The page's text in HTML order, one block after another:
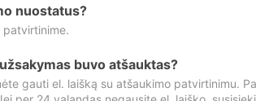
nuostatus?
patvirtinime.
buvo atšauktas?
gauti el. laišką su atšaukimo patvirtinimu.